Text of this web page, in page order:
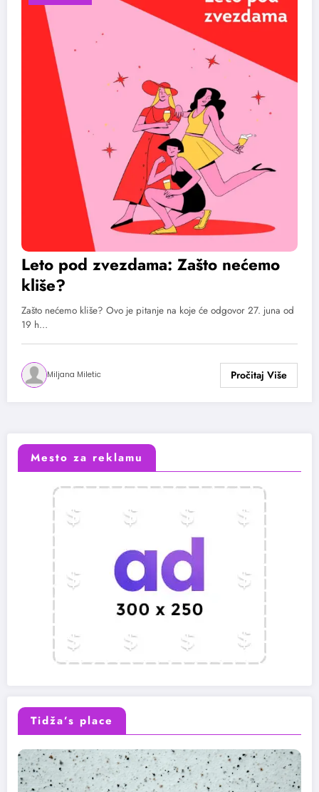
Leto pod zvezdama: Zašto nećemo
kliše?
Zašto nećemo kliše? Ovo je pitanje na koje će odgovor 27. juna od
19 h…
Miljana Miletic
Mesto za reklamu
Tidža’s place